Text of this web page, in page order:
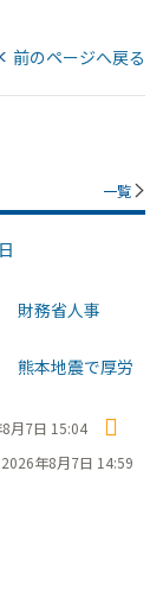
前のページへ戻る
一覧
財務省人事
熊本地震で厚労
月7日 15:04
2026年8月7日 14:59